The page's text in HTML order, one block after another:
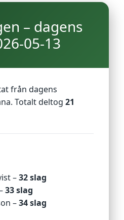
– dagens
05-13
från dagens
Totalt deltog 21
–32 slag
33 slag
–34 slag